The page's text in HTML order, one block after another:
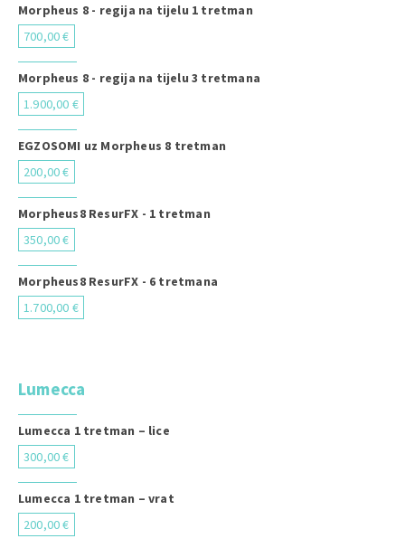
Morpheus 8 - regija na tijelu 1 tretman
700,00 €
Morpheus 8 - regija na tijelu 3 tretmana
1.900,00 €
EGZOSOMI uz Morpheus 8 tretman
200,00 €
Morpheus8 ResurFX - 1 tretman
350,00 €
Morpheus8 ResurFX - 6 tretmana
1.700,00 €
Lumecca
Lumecca 1 tretman – lice
300,00 €
Lumecca 1 tretman – vrat
200,00 €